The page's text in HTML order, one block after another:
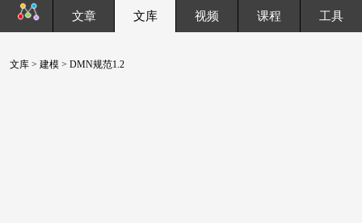
文章 文库 视频 课程 工具
文库 > 建模 > DMN规范1.2